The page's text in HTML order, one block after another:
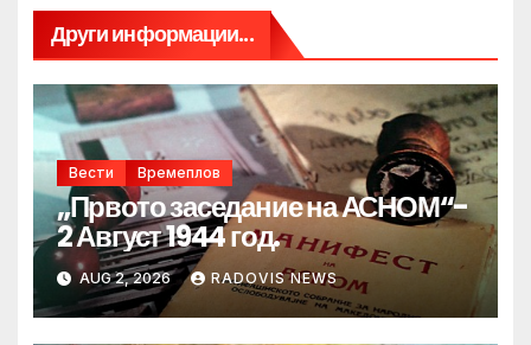
Други информации...
Вести Времеплов
„Првото заседание на АСНОМ“-
2 Август 1944 год.
AUG 2, 2026 RADOVIS NEWS